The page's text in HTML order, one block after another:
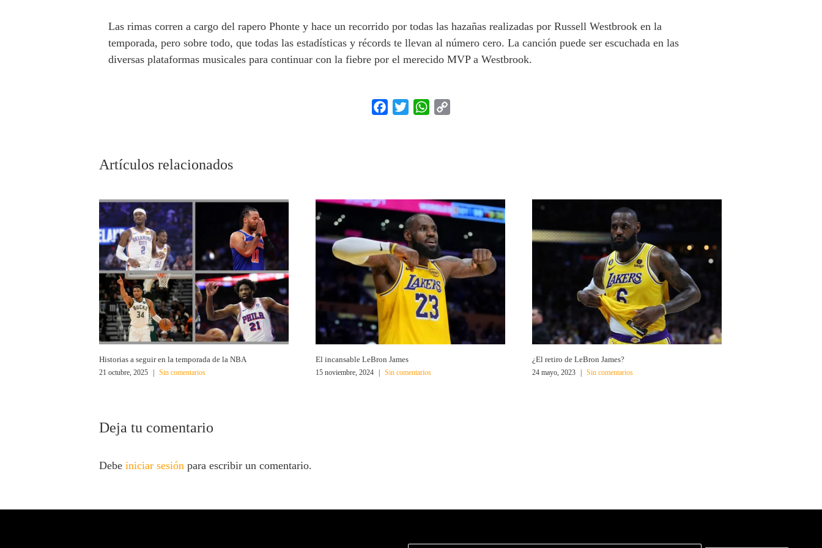
Las rimas corren a cargo del rapero Phonte y hace un recorrido por todas las hazañas realizadas por Russell Westbrook en la
temporada, pero sobre todo, que todas las estadísticas y récords te llevan al número cero. La canción puede ser escuchada en las
diversas plataformas musicales para continuar con la fiebre por el merecido MVP a Westbrook.
Facebook
Twitter WhatsApp
Artículos relacionados
Historias a seguir en la temporada de la NBA
21 octubre, 2025 Sin comentarios
El incansable LeBron James
15 noviembre, 2024 Sin comentarios
¿El retiro de LeBron James?
24 mayo, 2023 Sin comentarios
Deja tu comentario
Debe iniciar sesión para escribir un comentario.